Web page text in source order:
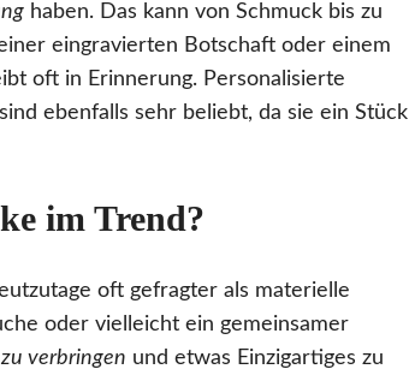
haben. Das kann von Schmuck bis zu
eingravierten Botschaft oder einem
oft in Erinnerung. Personalisierte
ebenfalls sehr beliebt, da sie ein Stück
im Trend?
oft gefragter als materielle
oder vielleicht ein gemeinsamer
verbringen und etwas Einzigartiges zu